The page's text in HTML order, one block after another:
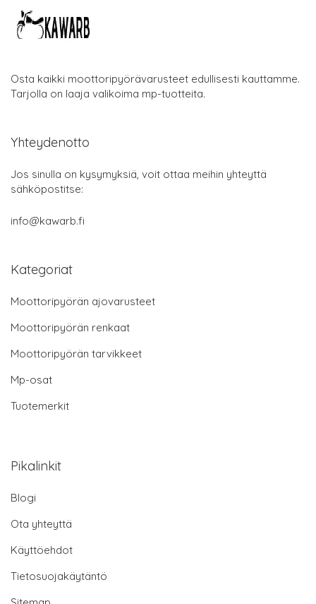
Osta kaikki moottoripyörävarusteet edullisesti kauttamme.
Tarjolla on laaja valikoima mp-tuotteita.
Yhteydenotto
Jos sinulla on kysymyksiä, voit ottaa meihin yhteyttä
sähköpostitse:
info@kawarb.fi
Kategoriat
Moottoripyörän ajovarusteet
Moottoripyörän renkaat
Moottoripyörän tarvikkeet
Mp-osat
Tuotemerkit
Pikalinkit
Blogi
Ota yhteyttä
Käyttöehdot
Tietosuojakäytäntö